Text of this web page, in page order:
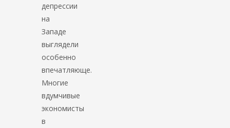
депрессии
на
Западе
выглядели
особенно
впечатляюще.
Многие
вдумчивые
экономисты
в